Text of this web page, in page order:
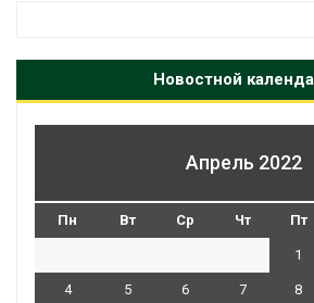
Новостной
Апрель 2022
Пн Вт Ср Чт Пт
1
4 5 6 7 8